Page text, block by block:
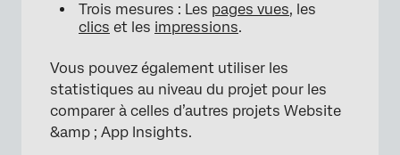
Trois mesures : Les pages vues, les
clics et les impressions.
Vous pouvez également utiliser les
statistiques au niveau du projet pour les
comparer à celles d’autres projets Website
&amp ; App Insights.